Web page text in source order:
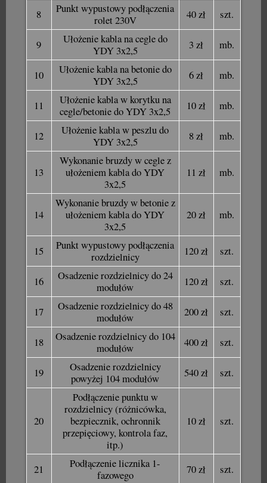
8
Punkt wypustowy podłączenia
rolet 230V
40 zł szt.
9
Ułożenie kabla na cegle do
YDY 3x2,5
3 zł mb.
10
Ułożenie kabla na betonie do
YDY 3x2,5
6 zł mb.
11
Ułożenie kabla w korytku na
cegle/betonie do YDY 3x2,5
10 zł mb.
12
Ułożenie kabla w peszlu do
YDY 3x2,5
8 zł mb.
13
Wykonanie bruzdy w cegle z
ułożeniem kabla do YDY
3x2,5
11 zł mb.
14
Wykonanie bruzdy w betonie z
ułożeniem kabla do YDY
3x2,5
20 zł mb.
15
Punkt wypustowy podłączenia
rozdzielnicy
120 zł szt.
16
Osadzenie rozdzielnicy do 24
modułów
120 zł szt.
17
Osadzenie rozdzielnicy do 48
modułów
200 zł szt.
18
Osadzenie rozdzielnicy do 104
modułów
400 zł szt.
19
Osadzenie rozdzielnicy
powyżej 104 modułów
540 zł szt.
20
Podłączenie punktu w
rozdzielnicy (różnicówka,
bezpiecznik, ochronnik
przepięciowy, kontrola faz,
itp.)
10 zł szt.
21
Podłączenie licznika 1-
fazowego
70 zł szt.